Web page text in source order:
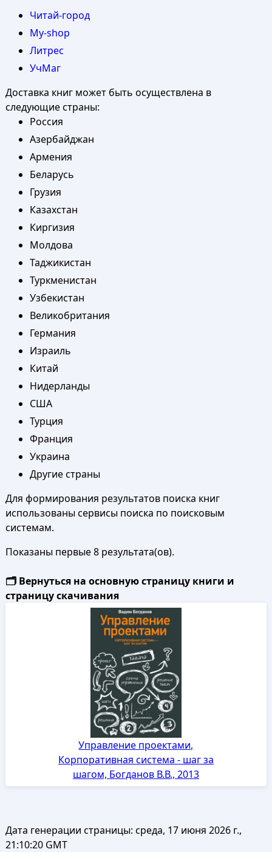
Читай-город
My-shop
Литрес
УчМаг
Доставка книг может быть осуществлена в
следующие страны:
Россия
Азербайджан
Армения
Беларусь
Грузия
Казахстан
Киргизия
Молдова
Таджикистан
Туркменистан
Узбекистан
Великобритания
Германия
Израиль
Китай
Нидерланды
США
Турция
Франция
Украина
Другие страны
Для формирования результатов поиска книг
использованы сервисы поиска по поисковым
системам.
Показаны первые 8 результата(ов).
🗂️ Вернуться на основную страницу книги и
страницу скачивания
Управление проектами,
Корпоративная система - шаг за
шагом, Богданов В.В., 2013
Дата генерации страницы: среда, 17 июня 2026 г.,
21:10:20 GMT